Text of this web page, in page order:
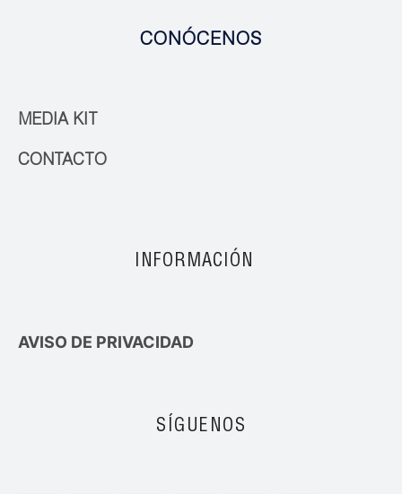
CONÓCENOS
MEDIA KIT
CONTACTO
INFORMACIÓN
AVISO DE PRIVACIDAD
SÍGUENOS